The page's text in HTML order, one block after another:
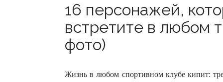
16 персонажей,
встретите в любом
фото)
Жизнь в любом спортивном клубе кипит: